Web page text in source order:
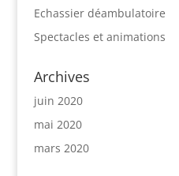
Echassier déambulatoire
Spectacles et animations
Archives
juin 2020
mai 2020
mars 2020